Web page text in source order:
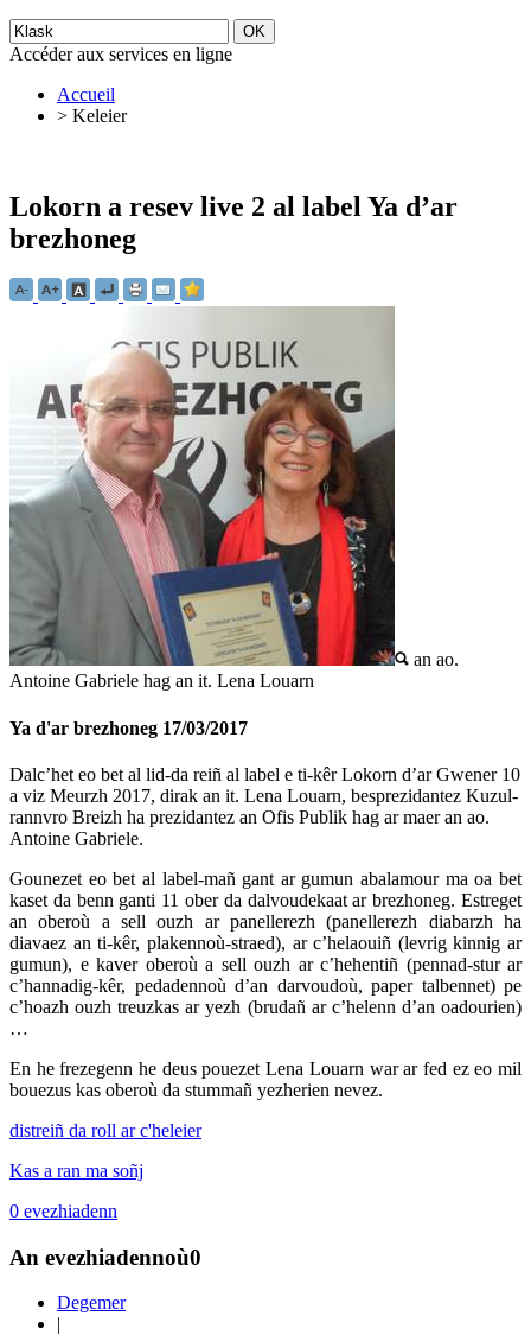
Accéder aux services en ligne
Accueil
> Keleier
Lokorn a resev live 2 al label Ya d’ar
brezhoneg
an ao.
Antoine Gabriele hag an it. Lena Louarn
Ya d'ar brezhoneg 17/03/2017
Dalc’het eo bet al lid-da reiñ al label e ti-kêr Lokorn d’ar Gwener 10
a viz Meurzh 2017, dirak an it. Lena Louarn, besprezidantez Kuzul-
rannvro Breizh ha prezidantez an Ofis Publik hag ar maer an ao.
Antoine Gabriele.
Gounezet eo bet al label-mañ gant ar gumun abalamour ma oa bet
kaset da benn ganti 11 ober da dalvoudekaat ar brezhoneg. Estreget
an oberoù a sell ouzh ar panellerezh (panellerezh diabarzh ha
diavaez an ti-kêr, plakennoù-straed), ar c’helaouiñ (levrig kinnig ar
gumun), e kaver oberoù a sell ouzh ar c’hehentiñ (pennad-stur ar
c’hannadig-kêr, pedadennoù d’an darvoudoù, paper talbennet) pe
c’hoazh ouzh treuzkas ar yezh (brudañ ar c’helenn d’an oadourien)
…
En he frezegenn he deus pouezet Lena Louarn war ar fed ez eo mil
bouezus kas oberoù da stummañ yezherien nevez.
distreiñ da roll ar c'heleier
Kas a ran ma soñj
0 evezhiadenn
An evezhiadennoù0
Degemer
|